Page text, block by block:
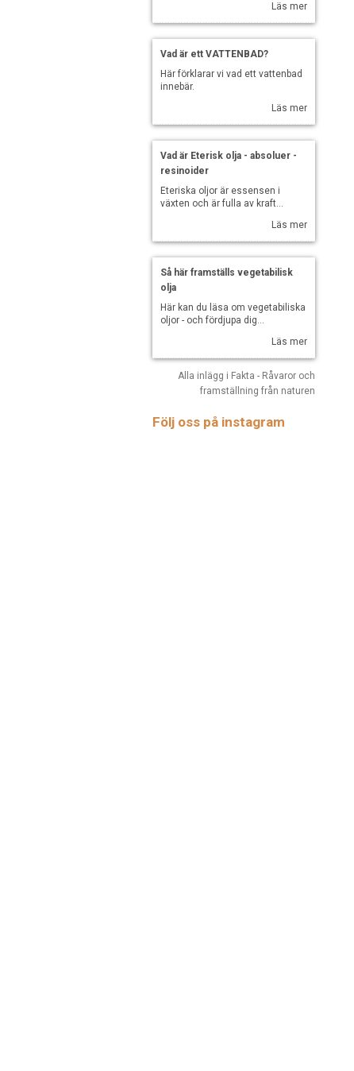
Läs mer
Vad är ett VATTENBAD?
Här förklarar vi vad ett vattenbad
innebär.
Läs mer
Vad är Eterisk olja - absoluer -
resinoider
Eteriska oljor är essensen i
växten och är fulla av kraft...
Läs mer
Så här framställs vegetabilisk
olja
Här kan du läsa om vegetabiliska
oljor - och fördjupa dig...
Läs mer
Alla inlägg i Fakta - Råvaror och
framställning från naturen
Följ oss på instagram